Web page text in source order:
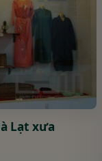
Lạt xưa